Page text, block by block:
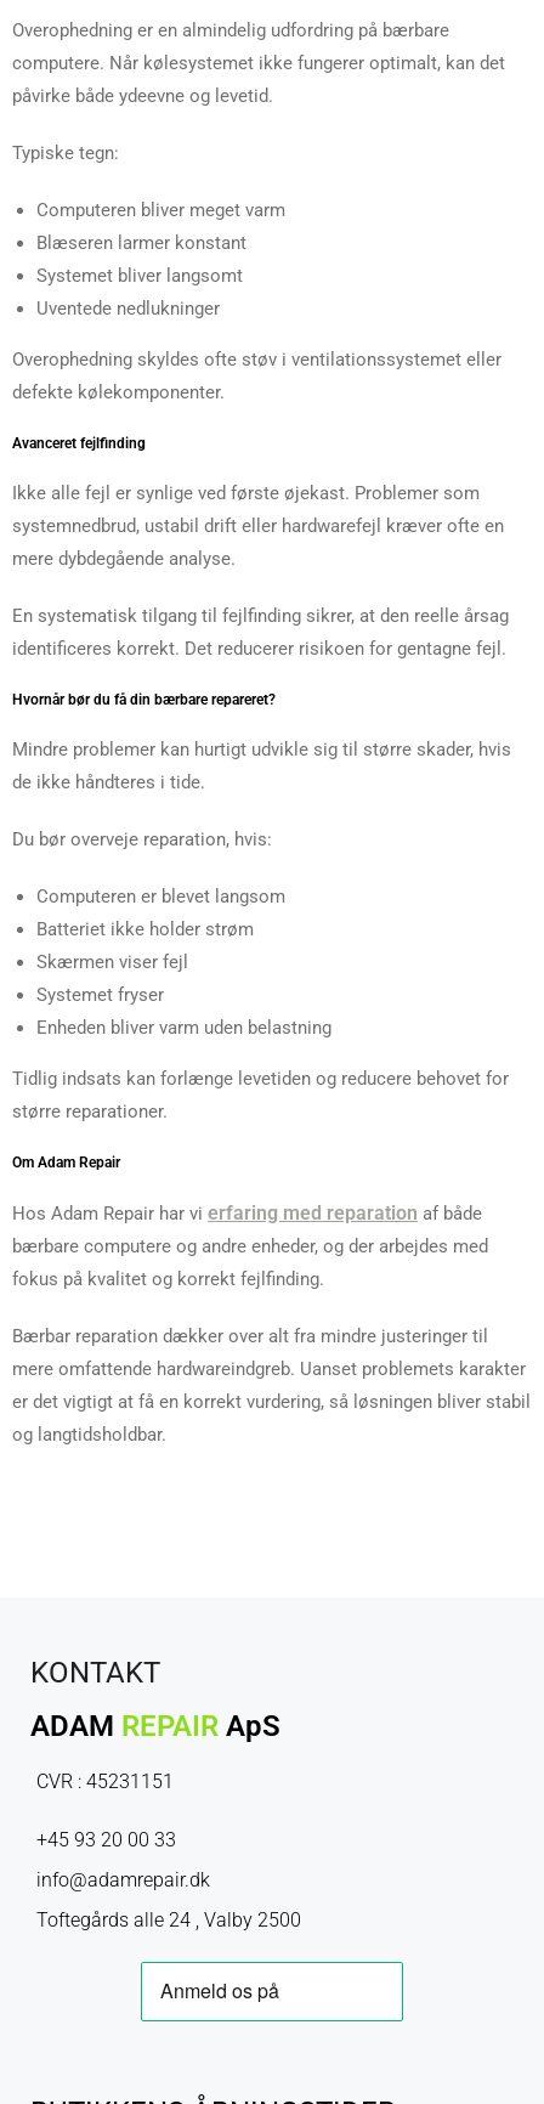
Overophedning er en almindelig udfordring på bærbare
computere. Når kølesystemet ikke fungerer optimalt, kan det
påvirke både ydeevne og levetid.
Typiske tegn:
Computeren bliver meget varm
Blæseren larmer konstant
Systemet bliver langsomt
Uventede nedlukninger
Overophedning skyldes ofte støv i ventilationssystemet eller
defekte kølekomponenter.
Avanceret fejlfinding
Ikke alle fejl er synlige ved første øjekast. Problemer som
systemnedbrud, ustabil drift eller hardwarefejl kræver ofte en
mere dybdegående analyse.
En systematisk tilgang til fejlfinding sikrer, at den reelle årsag
identificeres korrekt. Det reducerer risikoen for gentagne fejl.
Hvornår bør du få din bærbare repareret?
Mindre problemer kan hurtigt udvikle sig til større skader, hvis
de ikke håndteres i tide.
Du bør overveje reparation, hvis:
Computeren er blevet langsom
Batteriet ikke holder strøm
Skærmen viser fejl
Systemet fryser
Enheden bliver varm uden belastning
Tidlig indsats kan forlænge levetiden og reducere behovet for
større reparationer.
Om Adam Repair
Hos Adam Repair har vi erfaring med reparation af både
bærbare computere og andre enheder, og der arbejdes med
fokus på kvalitet og korrekt fejlfinding.
Bærbar reparation dækker over alt fra mindre justeringer til
mere omfattende hardwareindgreb. Uanset problemets karakter
er det vigtigt at få en korrekt vurdering, så løsningen bliver stabil
og langtidsholdbar.
KONTAKT
ADAM REPAIR ApS
CVR : 45231151
+45 93 20 00 33
info@adamrepair.dk
Toftegårds alle 24 , Valby 2500